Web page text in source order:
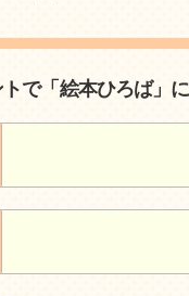
で「絵本ひろば」